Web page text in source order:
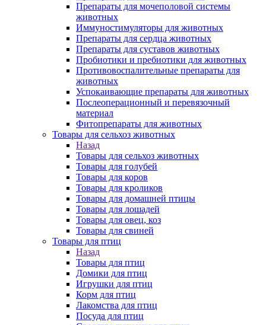
Препараты для мочеполовой системы
животных
Иммуностимуляторы для животных
Препараты для сердца животных
Препараты для суставов животных
Пробиотики и пребиотики для животных
Противовоспалительные препараты для
животных
Успокаивающие препараты для животных
Послеоперационный и перевязочный
материал
Фитопрепараты для животных
Товары для сельхоз животных
Назад
Товары для сельхоз животных
Товары для голубей
Товары для коров
Товары для кроликов
Товары для домашней птицы
Товары для лошадей
Товары для овец, коз
Товары для свиней
Товары для птиц
Назад
Товары для птиц
Домики для птиц
Игрушки для птиц
Корм для птиц
Лакомства для птиц
Посуда для птиц